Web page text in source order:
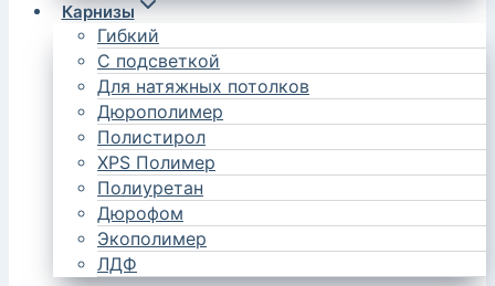
Карнизы
Гибкий
С подсветкой
Для натяжных потолков
Дюрополимер
Полистирол
XPS Полимер
Полиуретан
Дюрофом
Экополимер
ЛДФ